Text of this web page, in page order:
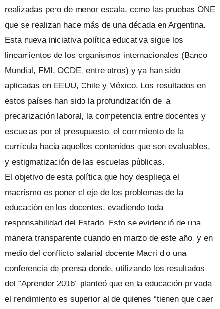
realizadas pero de menor escala, como las pruebas ONE
que se realizan hace más de una década en Argentina.
Esta nueva iniciativa política educativa sigue los
lineamientos de los organismos internacionales (Banco
Mundial, FMI, OCDE, entre otros) y ya han sido
aplicadas en EEUU, Chile y México. Los resultados en
estos países han sido la profundización de la
precarización laboral, la competencia entre docentes y
escuelas por el presupuesto, el corrimiento de la
currícula hacia aquellos contenidos que son evaluables,
y estigmatización de las escuelas públicas.
El objetivo de esta política que hoy despliega el
macrismo es poner el eje de los problemas de la
educación en los docentes, evadiendo toda
responsabilidad del Estado. Esto se evidenció de una
manera transparente cuando en marzo de este año, y en
medio del conflicto salarial docente Macri dio una
conferencia de prensa donde, utilizando los resultados
del “Aprender 2016” planteó que en la educación privada
el rendimiento es superior al de quienes “tienen que caer